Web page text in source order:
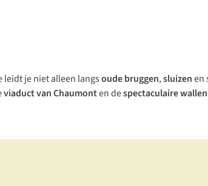
leidt je niet alleen langsoudebruggen,sluizenen
viaduct vanChaumonten despectaculaire wallen